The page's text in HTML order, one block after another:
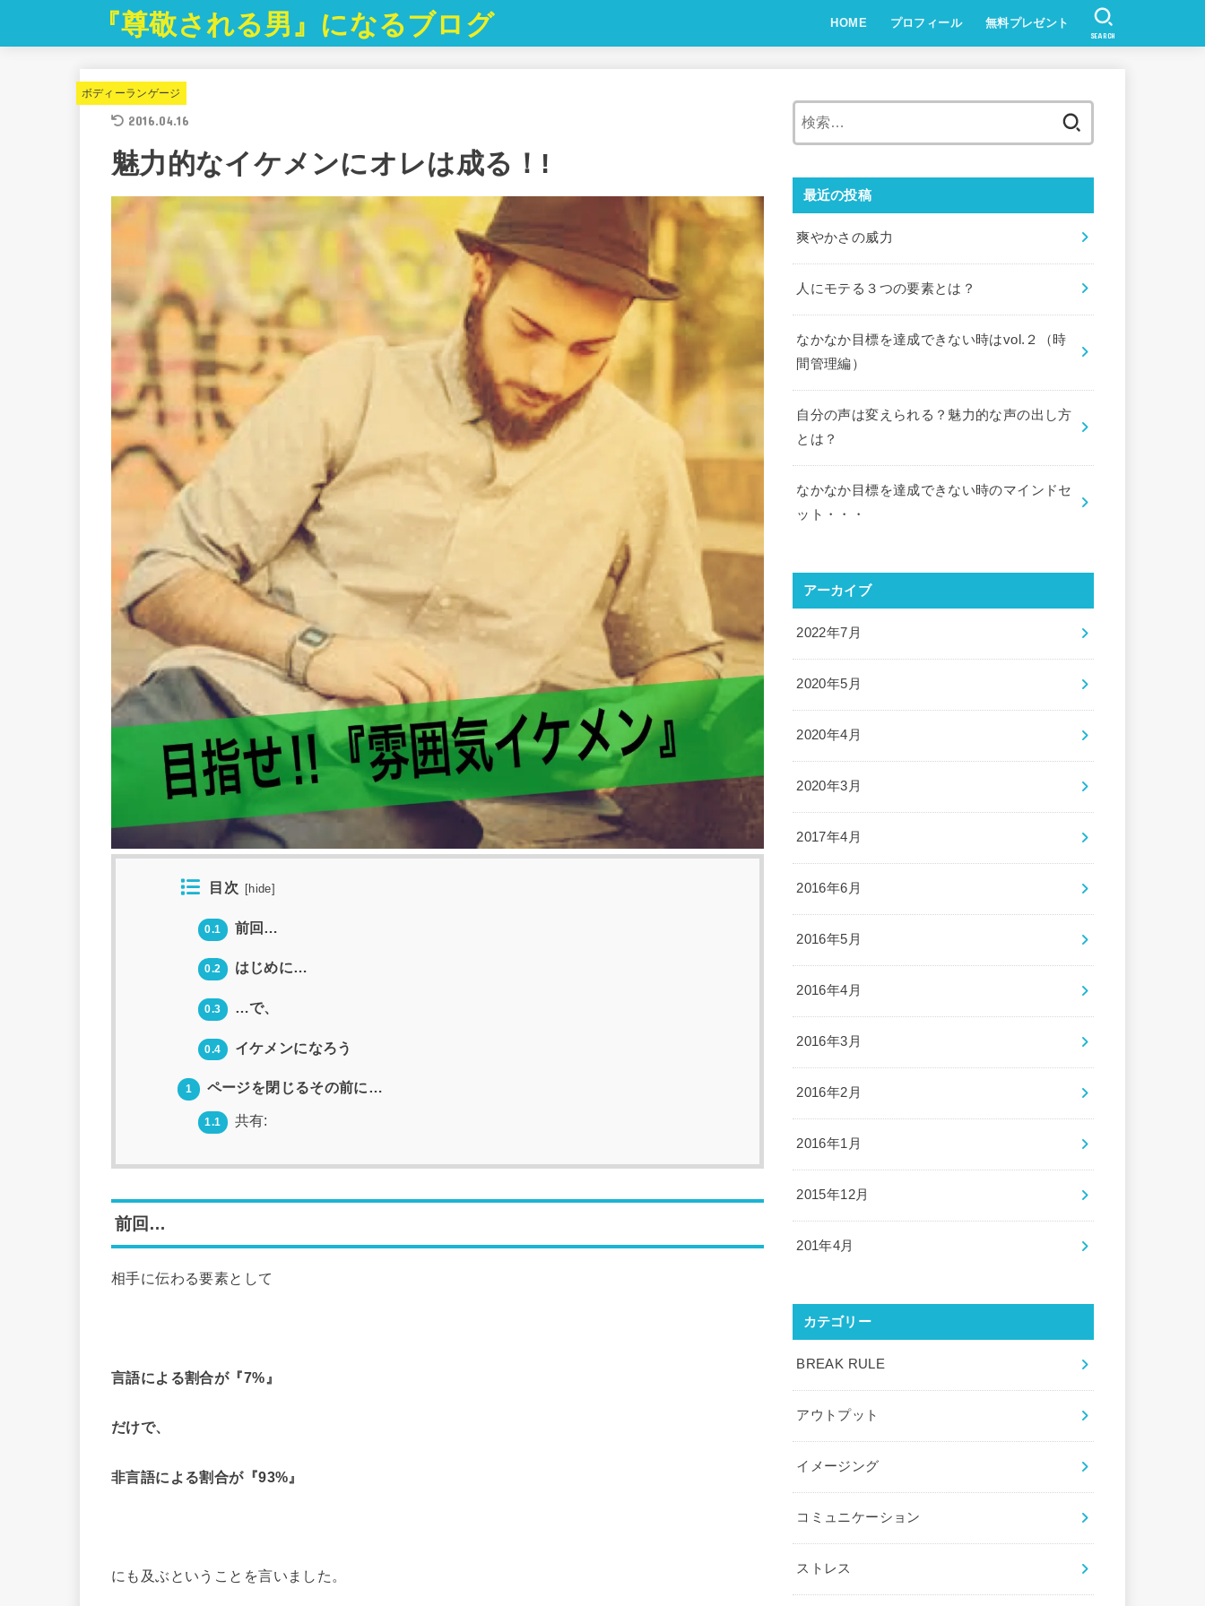
『尊敬される男』になるブログ HOME プロフィール 無料プレゼント
SEARCH
ボディーランゲージ
2016.04.16
魅力的なイケメンにオレは成る！!
目次 hide
0.1 前回…
0.2 はじめに…
0.3 …で、
0.4 イケメンになろう
1 ページを閉じるその前に…
1.1 共有:
前回…
相手に伝わる要素として
言語による割合が『7%』
だけで、
非言語による割合が『93%』
にも及ぶということを言いました。
最近の投稿
爽やかさの威力
人にモテる３つの要素とは？
なかなか目標を達成できない時はvol.２（時
間管理編）
自分の声は変えられる？魅力的な声の出し方
とは？
なかなか目標を達成できない時のマインドセ
ット・・・
アーカイブ
2022年7月
2020年5月
2020年4月
2020年3月
2017年4月
2016年6月
2016年5月
2016年4月
2016年3月
2016年2月
2016年1月
2015年12月
201年4月
カテゴリー
BREAK RULE
アウトプット
イメージング
コミュニケーション
ストレス